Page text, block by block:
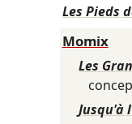
Les Pieds
Momix
Les
Jusqu'à